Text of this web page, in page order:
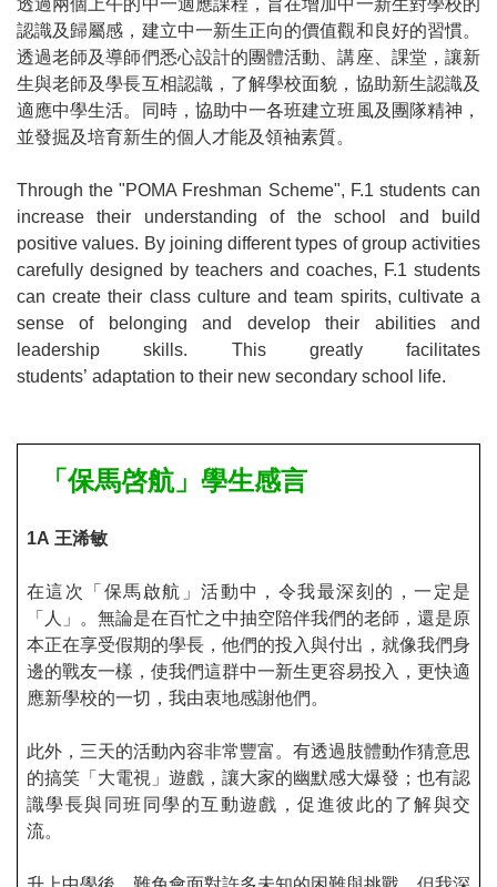
透過兩個上午的中一適應課程，旨在增加中一新生對學校的
認識及歸屬感，建立中一新生正向的價值觀和良好的習慣。
透過老師及導師們悉心設計的團體活動、講座、課堂，讓新
生與老師及學長互相認識，了解學校面貌，協助新生認識及
適應中學生活。同時，協助中一各班建立班風及團隊精神，
並發掘及培育新生的個人才能及領袖素質。
Through the "POMA Freshman Scheme", F.1 students can
increase their understanding of the school and build
positive values. By joining different types of group activities
carefully designed by teachers and coaches, F.1 students
can create their class culture and team spirits, cultivate a
sense of belonging and develop their abilities and
leadership skills. This greatly facilitates
students’ adaptation to their new secondary school life.
「保馬啓航」學生感言
1A 王浠敏
在這次「保馬啟航」活動中，令我最深刻的，一定是
「人」。無論是在百忙之中抽空陪伴我們的老師，還是原
本正在享受假期的學長，他們的投入與付出，就像我們身
邊的戰友一樣，使我們這群中一新生更容易投入，更快適
應新學校的一切，我由衷地感謝他們。
此外，三天的活動內容非常豐富。有透過肢體動作猜意思
的搞笑「大電視」遊戲，讓大家的幽默感大爆發；也有認
識學長與同班同學的互動遊戲，促進彼此的了解與交
流。